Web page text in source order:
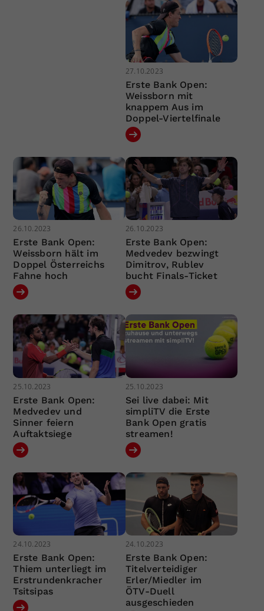
27.10.2023
Erste Bank Open:
Weissborn mit
knappem Aus im
Doppel-Viertelfinale
26.10.2023
Erste Bank Open:
Weissborn hält im
Doppel Österreichs
Fahne hoch
26.10.2023
Erste Bank Open:
Medvedev bezwingt
Dimitrov, Rublev
bucht Finals-Ticket
25.10.2023
Erste Bank Open:
Medvedev und
Sinner feiern
Auftaktsiege
25.10.2023
Sei live dabei: Mit
simpliTV die Erste
Bank Open gratis
streamen!
24.10.2023
Erste Bank Open:
Thiem unterliegt im
Erstrundenkracher
Tsitsipas
24.10.2023
Erste Bank Open:
Titelverteidiger
Erler/Miedler im
ÖTV-Duell
ausgeschieden